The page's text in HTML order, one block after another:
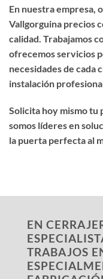
En nuestra empresa,
Vallgorguina precios
calidad. Trabajamos
ofrecemos servicios
necesidades de cada
instalación
Solicita hoy mismo tu
somos líderes en
la puerta perfecta al
EN
TRABAJOS